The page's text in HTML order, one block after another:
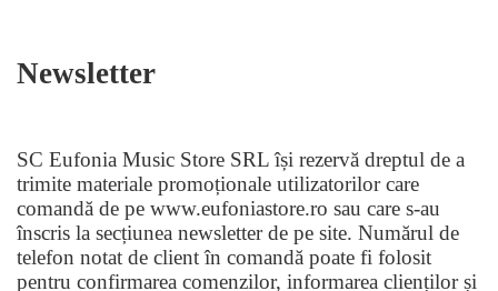
Newsletter
SC Eufonia Music Store SRL își rezervă dreptul de a
trimite materiale promoționale utilizatorilor care
comandă de pe www.eufoniastore.ro sau care s-au
înscris la secțiunea newsletter de pe site. Numărul de
telefon notat de client în comandă poate fi folosit
pentru confirmarea comenzilor, informarea clienților și